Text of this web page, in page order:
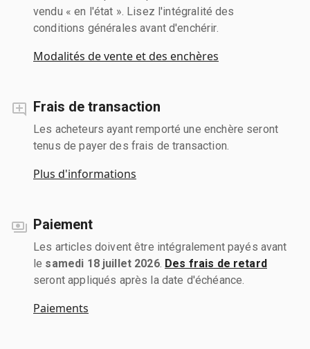
vendu « en l'état ». Lisez l'intégralité des
conditions générales avant d'enchérir.
Modalités de vente et des enchères
Frais de transaction
Les acheteurs ayant remporté une enchère seront
tenus de payer des frais de transaction.
Plus d'informations
Paiement
Les articles doivent être intégralement payés avant
le samedi 18 juillet 2026. Des frais de retard
seront appliqués après la date d'échéance.
Paiements